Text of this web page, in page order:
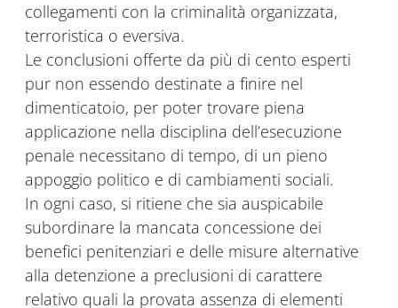
collegamenti con la criminalità organizzata,
terroristica o eversiva.
Le conclusioni offerte da più di cento esperti
pur non essendo destinate a finire nel
dimenticatoio, per poter trovare piena
applicazione nella disciplina dell’esecuzione
penale necessitano di tempo, di un pieno
appoggio politico e di cambiamenti sociali.
In ogni caso, si ritiene che sia auspicabile
subordinare la mancata concessione dei
benefici penitenziari e delle misure alternative
alla detenzione a preclusioni di carattere
relativo quali la provata assenza di elementi